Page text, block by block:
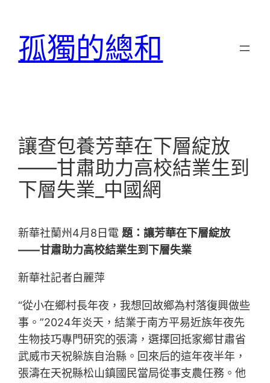
孤獨的總和
讓查包養芳華在下層綻放
——甘肅助力高校結業生到
下層失業_中國網
新華社蘭州4月8日電題：讓芳華在下層綻放
——甘肅助力高校結業生到下層失業
新華社記者白麗萍
“從小在鄉村長年夜，我想回故鄉為村落復興做些
事。”2024年炎天，結業于南方平易近族年夜先
生物技巧專門研究的張濤，選擇回抵家鄉甘肅省
武威市天祝躲族自治縣。回來后的這年夜半年，
張濤在天祝縣松山鎮國民當局從事支農任務。他